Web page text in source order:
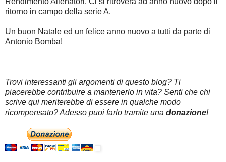
ritorno in campo della serie A.
Un buon Natale ed un felice anno nuovo a tutti da parte di
Antonio Bomba!
Trovi interessanti gli argomenti di questo blog? Ti
piacerebbe contribuire a mantenerlo in vita? Senti che chi
scrive qui meriterebbe di essere in qualche modo
ricompensato? Adesso puoi farlo tramite una donazione!